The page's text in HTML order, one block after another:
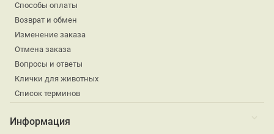
Способы оплаты
Возврат и обмен
Изменение заказа
Отмена заказа
Вопросы и ответы
Клички для животных
Список терминов
Информация